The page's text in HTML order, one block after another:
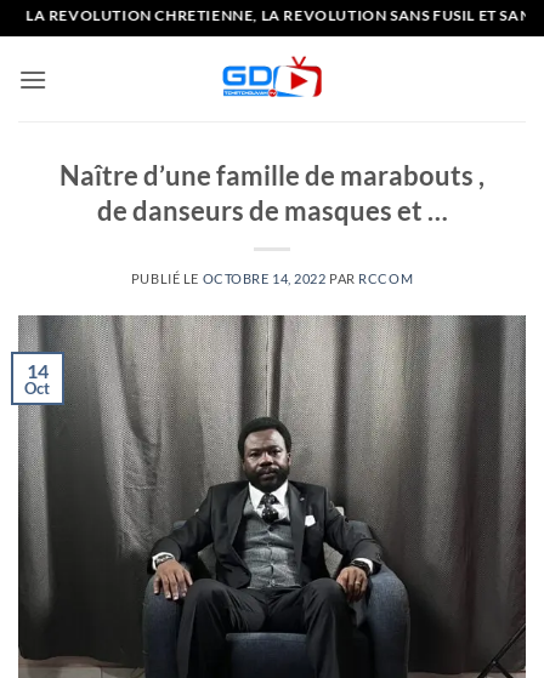
Passer
au
contenu
CHRETIENNE, LA REVOLUTION SANS FUSIL ET SANS GAZ
Naître d’une famille de marabouts ,
de danseurs de masques et …
PUBLIÉ LE OCTOBRE 14, 2022 PAR RCCOM
14
Oct